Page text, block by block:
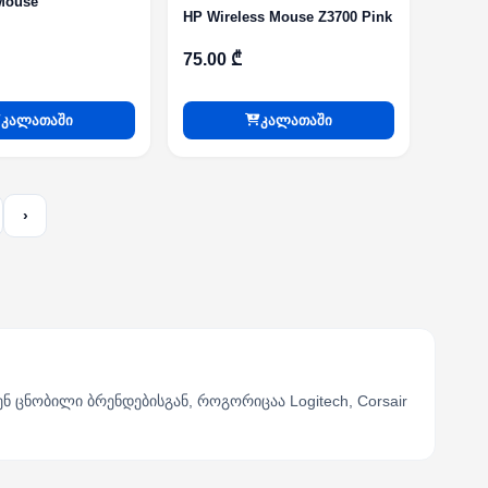
კალათაში
HP Wireless Mouse Z3700 Pink
75.00 ₾
კალათაში
›
ცნობილი ბრენდებისგან, როგორიცაა Logitech, Corsair